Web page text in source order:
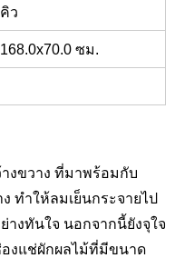
คิว
ซม.
งขวาง ที่มาพร้อมกับ
ทำให้ลมเย็นกระจายไป
างทันใจ นอกจากนี้ยังจุใจ
งแช่ผักผลไม้ที่มีขนาด